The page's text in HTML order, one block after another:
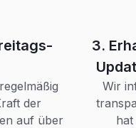
der
auf über
3.
Wir